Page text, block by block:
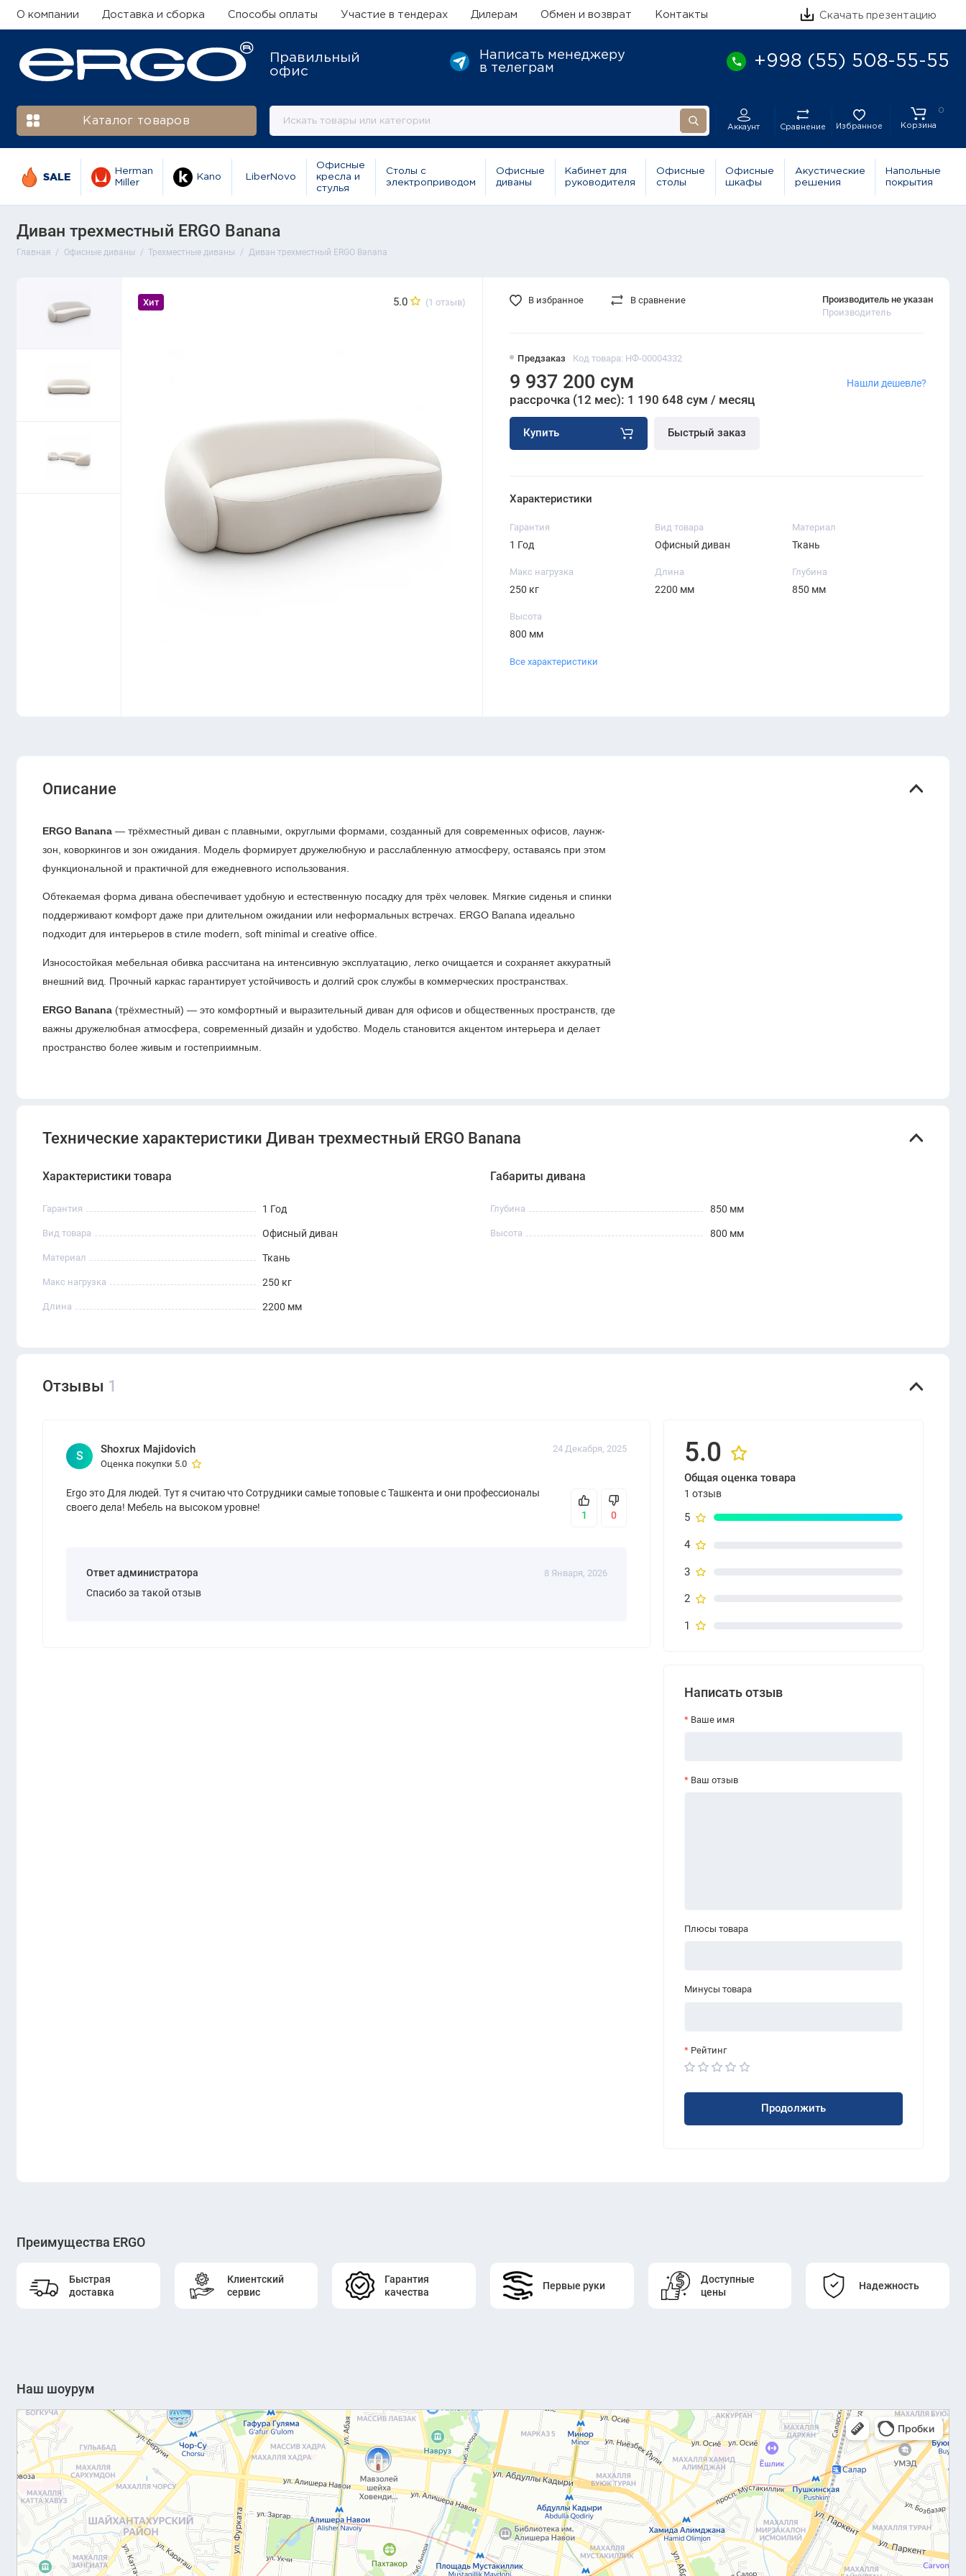
О компании Доставка и сборка Способы оплаты Участие в тендерах Дилерам Обмен и возврат Контакты Скачать презентацию
Правильный
офис
Написать менеджеру
в телеграм
+998 (55) 508-55-55
Каталог товаров
Аккаунт Сравнение Избранное
0
Корзина
SALE
Herman
Miller
Kano LiberNovo
Офисные
кресла и
стулья
Столы с
электроприводом
Офисные
диваны
Кабинет для
руководителя
Офисные
столы
Офисные
шкафы
Акустические
решения
Напольные
покрытия
Диван трехместный ERGO Banana
Главная Офисные диваны Трехместные диваны Диван трехместный ERGO Banana
Хит 5.0 (1 отзыв)
Предзаказ Код товара: НФ-00004332
Производитель не указан
Производитель
9 937 200 сум
рассрочка (12 мес): 1 190 648 сум / месяц
Купить Быстрый заказ
Нашли дешевле?
В избранное В сравнение
Характеристики
Гарантия
1 Год
Вид товара
Офисный диван
Материал
Ткань
Макс нагрузка
250 кг
Длина
2200 мм
Глубина
850 мм
Высота
800 мм
Все характеристики
Описание
ERGO Banana — трёхместный диван с плавными, округлыми формами, созданный для современных офисов, лаунж-
зон, коворкингов и зон ожидания. Модель формирует дружелюбную и расслабленную атмосферу, оставаясь при этом
функциональной и практичной для ежедневного использования.
Обтекаемая форма дивана обеспечивает удобную и естественную посадку для трёх человек. Мягкие сиденья и спинки
поддерживают комфорт даже при длительном ожидании или неформальных встречах. ERGO Banana идеально
подходит для интерьеров в стиле modern, soft minimal и creative office.
Износостойкая мебельная обивка рассчитана на интенсивную эксплуатацию, легко очищается и сохраняет аккуратный
внешний вид. Прочный каркас гарантирует устойчивость и долгий срок службы в коммерческих пространствах.
ERGO Banana (трёхместный) — это комфортный и выразительный диван для офисов и общественных пространств, где
важны дружелюбная атмосфера, современный дизайн и удобство. Модель становится акцентом интерьера и делает
пространство более живым и гостеприимным.
Технические характеристики Диван трехместный ERGO Banana
Характеристики товара
Гарантия 1 Год
Вид товара Офисный диван
Материал Ткань
Макс нагрузка 250 кг
Длина 2200 мм
Габариты дивана
Глубина 850 мм
Высота 800 мм
Отзывы 1
S
Shoxrux Majidovich
Оценка покупки 5.0
24 Декабря, 2025
Ergo это Для людей. Тут я считаю что Сотрудники самые топовые с Ташкента и они профессионалы
своего дела! Мебель на высоком уровне!
1 0
Ответ администратора 8 Января, 2026
Спасибо за такой отзыв
5.0
Общая оценка товара
1 отзыв
5
4
3
2
1
Написать отзыв
Ваше имя
Ваш отзыв
Плюсы товара
Минусы товара
Рейтинг
Продолжить
Преимущества ERGO
Быстрая
доставка
Клиентский
сервис
Гарантия
качества
Первые руки
Доступные
цены
Надежность
Наш шоурум